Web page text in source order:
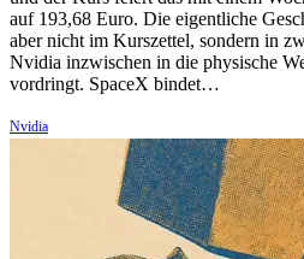
auf 193,68 Euro. Die eigentliche
aber nicht im Kurszettel, sondern in
Nvidia inzwischen in die physische
vordringt. SpaceX bindet…
Nvidia